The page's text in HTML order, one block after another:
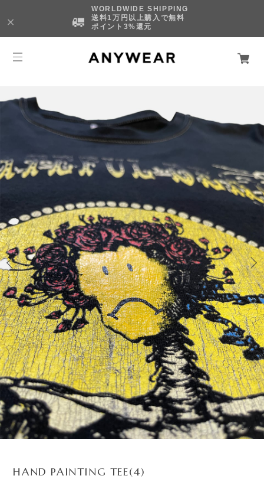
WORLDWIDE SHIPPING
送料1万円以上購入で無料
ポイント3%還元
3/7
HAND PAINTING TEE(4)